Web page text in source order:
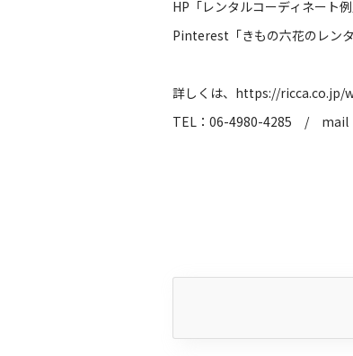
HP「レンタルコーディネート例
Pinterest「きもの六花のレンタ
詳しくは、 https://ricca.co.jp/
TEL：06-4980-4285 / mail